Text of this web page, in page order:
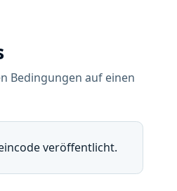
Bedingungen auf einen
veröffentlicht.